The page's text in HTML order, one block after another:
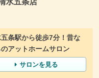
五条店
条駅から徒歩7分！昔な
アットホームサロン
サロンを見る